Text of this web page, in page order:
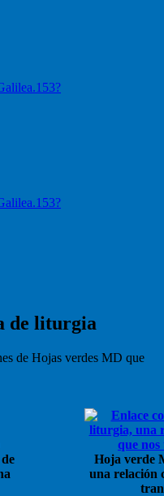
de liturgia
de Hojas verdes MD que
Hoja verde
una relación